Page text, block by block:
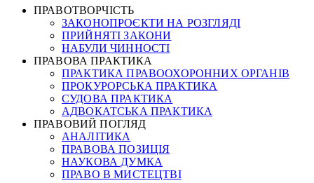
ПРАВОТВОРЧІСТЬ
ЗАКОНОПРОЄКТИ НА РОЗГЛЯДІ
ПРИЙНЯТІ ЗАКОНИ
НАБУЛИ ЧИННОСТІ
ПРАВОВА ПРАКТИКА
ПРАКТИКА ПРАВООХОРОННИХ ОРГАНІВ
ПРОКУРОРСЬКА ПРАКТИКА
СУДОВА ПРАКТИКА
АДВОКАТСЬКА ПРАКТИКА
ПРАВОВИЙ ПОГЛЯД
АНАЛІТИКА
ПРАВОВА ПОЗИЦІЯ
НАУКОВА ДУМКА
ПРАВО В МИСТЕЦТВІ